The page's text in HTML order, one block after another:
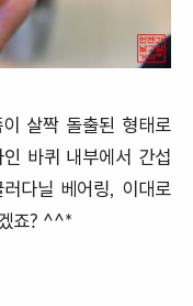
살짝 돌출된 형태로
바퀴 내부에서 간섭
다닐 베어링, 이대로
죠? ^^*